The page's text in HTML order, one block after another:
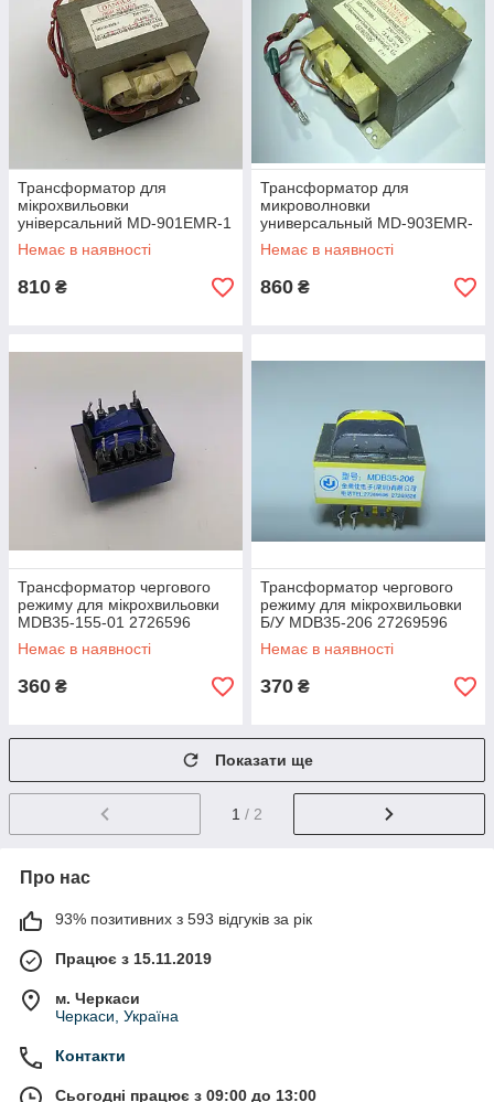
Трансформатор для
мікрохвильовки
універсальний MD-901EMR-1
Б/У Class-220
Немає в наявності
810 ₴
Трансформатор для
микроволновки
универсальный MD-903EMR-
1 Б/У Class-220
Немає в наявності
860 ₴
Трансформатор чергового
режиму для мікрохвильовки
MDB35-155-01 2726596
Немає в наявності
360 ₴
Трансформатор чергового
режиму для мікрохвильовки
Б/У MDB35-206 27269596
Немає в наявності
370 ₴
Показати ще
1 / 2
Про нас
93% позитивних з 593 відгуків за рік
Працює з 15.11.2019
м. Черкаси
Черкаси, Україна
Контакти
Сьогодні працює з 09:00 до 13:00